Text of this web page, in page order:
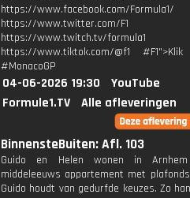
https://www.facebook.com/Formula1/
https://www.twitter.com/F1
https://www.twitch.tv/formula1
https://www.tiktok.com/@f1
#MonacoGP
04-06-2026 19:30
YouTube
Formule1.TV
Alle afleveringen
BinnensteBuiten: Afl. 103
Guido en Helen wonen in
middeleeuws appartement met
Guido houdt van gedurfde keuzes. Zo